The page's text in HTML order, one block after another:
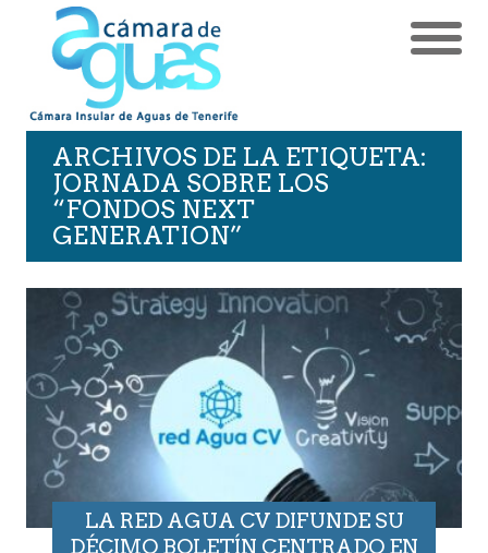
ARCHIVOS DE LA ETIQUETA:
JORNADA SOBRE LOS
“FONDOS NEXT
GENERATION”
LA RED AGUA CV DIFUNDE SU
DÉCIMO BOLETÍN CENTRADO EN